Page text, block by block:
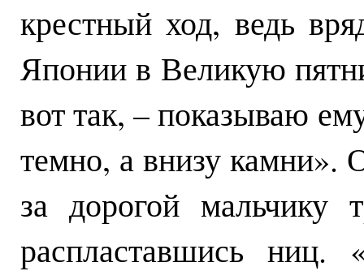
крестный ход, ведь
Японии в Великую
вот так, – показываю
темно, а внизу камни».
за дорогой мальчику
распластавшись